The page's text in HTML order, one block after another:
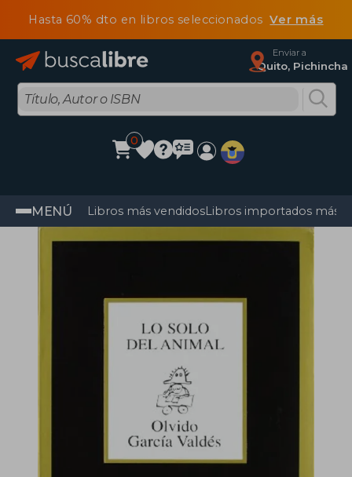
Hasta 60% dto en libros seleccionadosVer más
Enviar a
Quito, Pichincha
0
MENÚ Libros más vendidosLibros importados más